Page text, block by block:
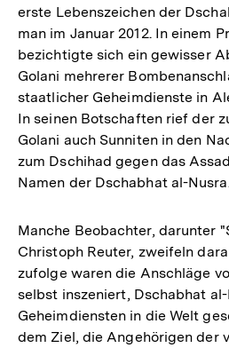
erste Lebenszeichen der
man im Januar 2012. In einem
bezichtigte sich ein gewisser
Golani mehrerer
staatlicher Geheimdienste in
In seinen Botschaften rief der
Golani auch Sunniten in den
zum Dschihad gegen das
Namen der Dschabhat al-Nusra.
Manche Beobachter, darunter
Christoph Reuter, zweifeln
zufolge waren die Anschläge
selbst inszeniert, Dschabhat
Geheimdiensten in die Welt
dem Ziel, die Angehörigen der